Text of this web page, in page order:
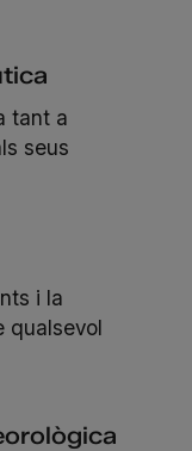
tant a
seus
i la
qualsevol